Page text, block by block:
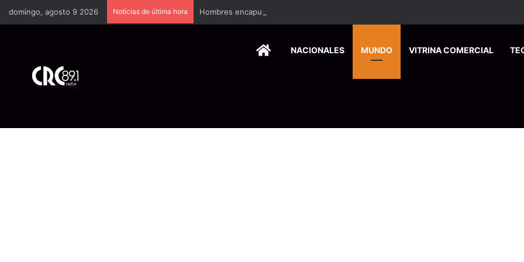
domingo, agosto 9 2026 Noticias de última hora Hombres encapuchados ingresan a hospital de Nicoya y matan a paciente a balazos
HOMENACIONALES MUNDO VITRINA COMERCIAL